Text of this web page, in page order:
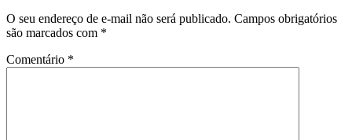
O seu endereço de e-mail não será publicado. Campos obrigatórios
são marcados com *
Comentário *